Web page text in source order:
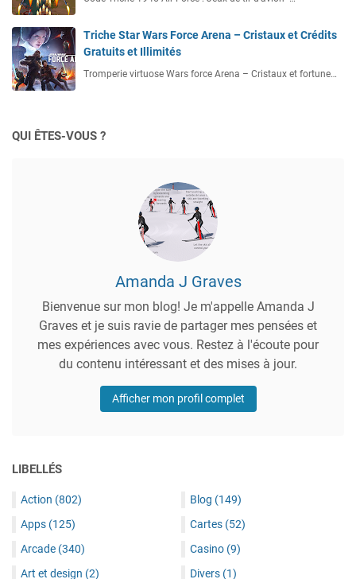
Triche Star Wars Force Arena – Cristaux et Crédits
Gratuits et Illimités
Tromperie virtuose Wars force Arena – Cristaux et fortune…
QUI ÊTES-VOUS ?
Amanda J Graves
Bienvenue sur mon blog! Je m'appelle Amanda J
Graves et je suis ravie de partager mes pensées et
mes expériences avec vous. Restez à l'écoute pour
du contenu intéressant et des mises à jour.
Afficher mon profil complet
LIBELLÉS
Action (802)
Apps (125)
Arcade (340)
Art et design (2)
Blog (149)
Cartes (52)
Casino (9)
Divers (1)